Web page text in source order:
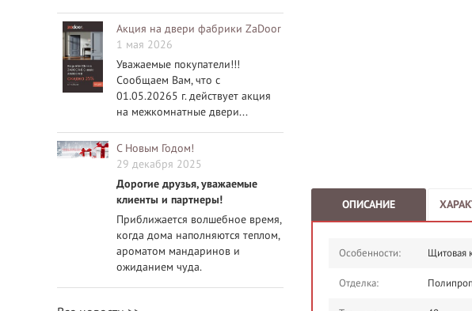
Акция на двери фабрики ZaDoor
1 мая 2026
Уважаемые покупатели!!!
Сообщаем Вам, что с
01.05.20265 г. действует акция
на межкомнатные двери...
С Новым Годом!
29 декабря 2025
Дорогие друзья, уважаемые
клиенты и партнеры!
Приближается волшебное время,
когда дома наполняются теплом,
ароматом мандаринов и
ожиданием чуда.
ОПИСАНИЕ
Особенности: Щитовая
Отделка: